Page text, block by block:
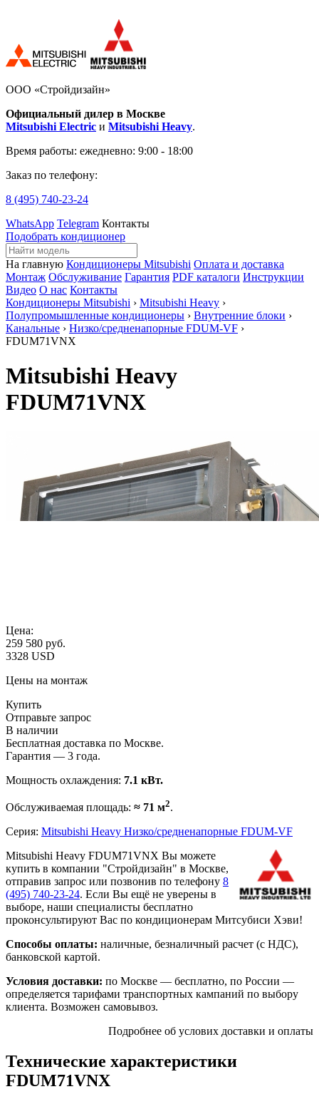
ООО «Стройдизайн»
Официальный дилер в Москве
Mitsubishi Electric и Mitsubishi Heavy.
Время работы: ежедневно: 9:00 - 18:00
Заказ по телефону:
8 (495) 740-23-24
WhatsApp Telegram Контакты
Подобрать кондиционер
На главную Кондиционеры Mitsubishi Оплата и доставка
Монтаж Обслуживание Гарантия PDF каталоги Инструкции
Видео О нас Контакты
Кондиционеры Mitsubishi › Mitsubishi Heavy ›
Полупромышленные кондиционеры › Внутренние блоки ›
Канальные › Низко/средненапорные FDUM-VF ›
FDUM71VNX
Mitsubishi Heavy
FDUM71VNX
Цена:
259 580 руб.
3328 USD
Цены на монтаж
Купить
Отправьте запрос
В наличии
Бесплатная доставка по Москве.
Гарантия — 3 года.
Мощность охлаждения: 7.1 кВт.
Обслуживаемая площадь: ≈ 71 м2.
Серия: Mitsubishi Heavy Низко/средненапорные FDUM-VF
Mitsubishi Heavy FDUM71VNX Вы можете
купить в компании "Стройдизайн" в Москве,
отправив запрос или позвонив по телефону 8
(495) 740-23-24. Если Вы ещё не уверены в
выборе, наши специалисты бесплатно
проконсультируют Вас по кондиционерам Митсубиси Хэви!
Способы оплаты: наличные, безналичный расчет (с НДС),
банковской картой.
Условия доставки: по Москве — бесплатно, по России —
определяется тарифами транспортных кампаний по выбору
клиента. Возможен самовывоз.
Подробнее об услових доставки и оплаты
Технические характеристики
FDUM71VNX